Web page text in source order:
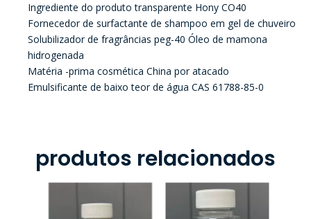
Ingrediente do produto transparente Hony CO40
Fornecedor de surfactante de shampoo em gel de chuveiro
Solubilizador de fragrâncias peg-40 Óleo de mamona
hidrogenada
Matéria -prima cosmética China por atacado
Emulsificante de baixo teor de água CAS 61788-85-0
produtos relacionados